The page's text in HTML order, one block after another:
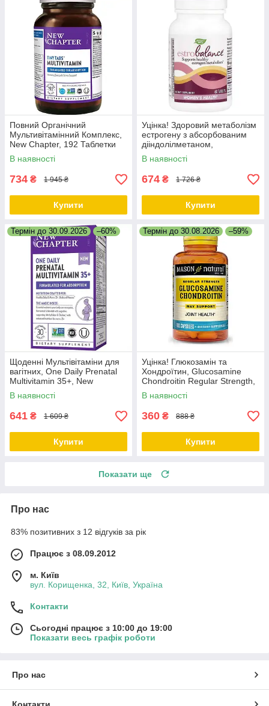
Повний Органічний
Мультивітамінний Комплекс,
New Chapter, 192 Таблетки
В наявності
734 ₴ 1 945 ₴
Купити
Уцінка! Здоровий метаболізм
естрогену з абсорбованим
дііндолілметаном,
EstroBalance with Absorbable
BR-DIM, Nature's Way, 60 таб.
В наявності
674 ₴ 1 726 ₴
Купити
Термін до 30.09.2026 –60%
Щоденні Мультівітаміни для
вагітних, One Daily Prenatal
Multivitamin 35+, New
Chapter, 30 таблеток
В наявності
641 ₴ 1 609 ₴
Купити
Термін до 30.08.2026 –59%
Уцінка! Глюкозамін та
Хондроїтин, Glucosamine
Chondroitin Regular Strength,
Mason Natural, 100 капсул
В наявності
360 ₴ 888 ₴
Купити
Показати ще
Про нас
83% позитивних з 12 відгуків за рік
Працює з 08.09.2012
м. Київ
вул. Корищенка, 32, Київ, Україна
Контакти
Сьогодні працює з 10:00 до 19:00
Показати весь графік роботи
Про нас